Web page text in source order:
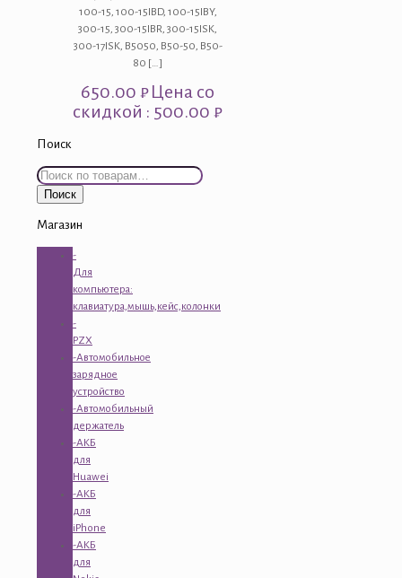
100-15, 100-15IBD, 100-15IBY,
300-15, 300-15IBR, 300-15ISK,
300-17ISK, B5050, В50-50, B50-
80 […]
650.00₽Цена со
скидкой : 500.00 ₽
Поиск
Искать:
Поиск
Магазин
-
Для
компьютера:
клавиатура,мышь,кейс,колонки
-
PZX
-Автомобильное
зарядное
устройство
-Автомобильный
держатель
-АКБ
для
Huawei
-АКБ
для
iPhone
-АКБ
для